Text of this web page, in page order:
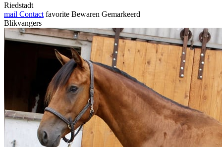
Riedstadt
mail Contact favorite Bewaren Gemarkeerd
Blikvangers